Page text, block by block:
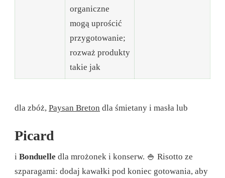
organiczne
mogą uprościć
przygotowanie;
rozważ produkty
takie jak
dla zbóż, Paysan Breton dla śmietany i masła lub
Picard
i Bonduelle dla mrożonek i konserw. 🍚 Risotto ze
szparagami: dodaj kawałki pod koniec gotowania, aby